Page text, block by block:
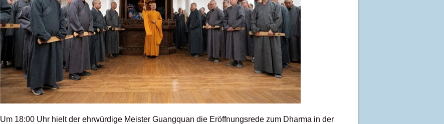
Um 18:00 Uhr hielt der ehrwürdige Meister Guangquan die Eröffnungsrede zum Dharma in der